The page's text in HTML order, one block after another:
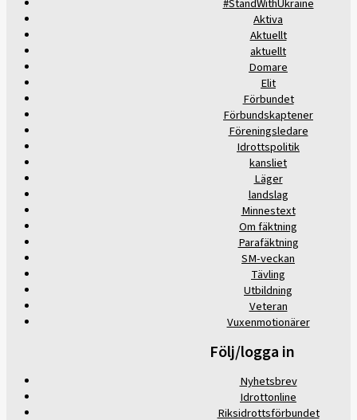
#StandWithUkraine
Aktiva
Aktuellt
aktuellt
Domare
Elit
Förbundet
Förbundskaptener
Föreningsledare
Idrottspolitik
kansliet
Läger
landslag
Minnestext
Om fäktning
Parafäktning
SM-veckan
Tävling
Utbildning
Veteran
Vuxenmotionärer
Följ/logga in
Nyhetsbrev
Idrottonline
Riksidrottsförbundet